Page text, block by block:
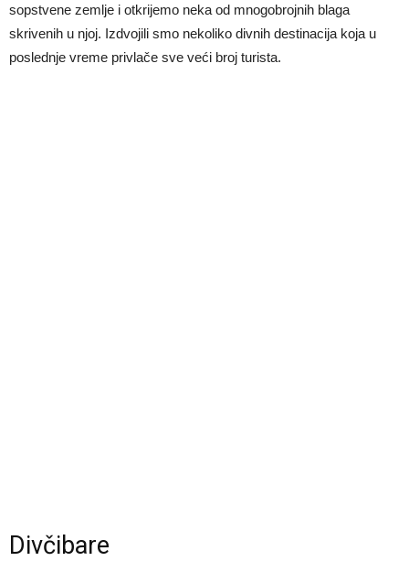
sopstvene zemlje i otkrijemo neka od mnogobrojnih blaga
skrivenih u njoj. Izdvojili smo nekoliko divnih destinacija koja u
poslednje vreme privlače sve veći broj turista.
Divčibare